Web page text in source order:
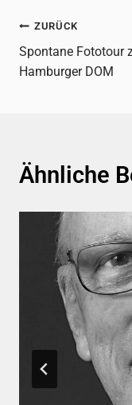
ZURÜCK
Spontane Fototour
Hamburger DOM
Ähnliche